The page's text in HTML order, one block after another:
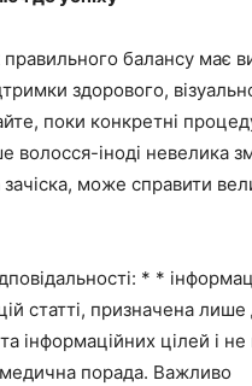
балансу має
здорового,
поки конкретні
волосся-іноді невелика
може справити
* *
статті, призначена лише
інформаційних цілей і
медична порада. Важливо